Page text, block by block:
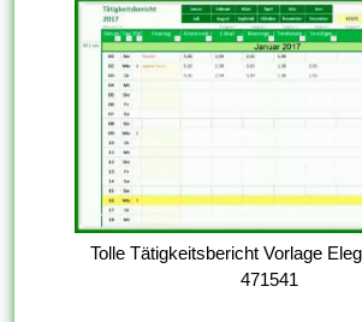
Tolle Tätigkeitsbericht Vorlage
471541